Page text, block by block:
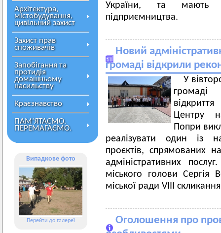
Архітектура,
містобудування,
цивільний захист
Захист прав
споживачів
Запобігання та
протидія
домашньому
насильству
Краєзнавство
ПАМ’ЯТАЄМО.
ПЕРЕМАГАЄМО.
Випадкове фото
Перейти до галереї
України, та мають
підприємництва.
Новий
громаді відкрили
У
громаді
Центру
Попри
реалізувати один із
проєктів, спрямованих
адміністративних
міського голови Сергія
міської ради VIII
Оголошення про